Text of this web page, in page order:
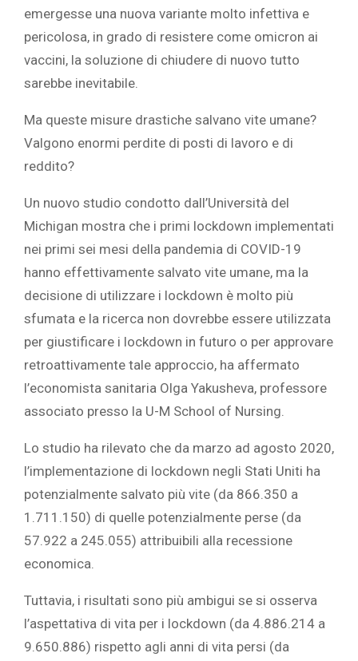
emergesse una nuova variante molto infettiva e
pericolosa, in grado di resistere come omicron ai
vaccini, la soluzione di chiudere di nuovo tutto
sarebbe inevitabile.‎
‎Ma queste misure drastiche salvano vite umane?
Valgono enormi perdite di posti di lavoro e di
reddito? ‎
‎Un nuovo studio condotto dall’Università del
Michigan mostra che i primi lockdown implementati
nei primi sei mesi della pandemia di COVID-19
hanno effettivamente salvato vite umane, ma la
decisione di utilizzare i lockdown è molto più
sfumata e la ricerca non dovrebbe essere utilizzata
per giustificare i lockdown in futuro o per approvare
retroattivamente tale approccio, ha affermato
l’economista sanitaria Olga Yakusheva, professore
associato presso la U-M School of Nursing.‎
‎Lo studio ha rilevato che da marzo ad agosto 2020,
l’implementazione di lockdown negli Stati Uniti ha
potenzialmente salvato più vite (da 866.350 a
1.711.150) di quelle potenzialmente perse (da
57.922 a 245.055) attribuibili alla recessione
economica. ‎
‎Tuttavia, i risultati sono più ambigui se si osserva
l’aspettativa di vita per i lockdown (da 4.886.214 a
9.650.886) rispetto agli anni di vita persi (da